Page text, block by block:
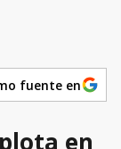
fuente en
en